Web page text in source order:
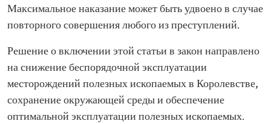
Максимальное наказание может быть удвоено в случае
повторного совершения любого из преступлений.
Решение о включении этой статьи в закон направлено
на снижение беспорядочной эксплуатации
месторождений полезных ископаемых в Королевстве,
сохранение окружающей среды и обеспечение
оптимальной эксплуатации полезных ископаемых.